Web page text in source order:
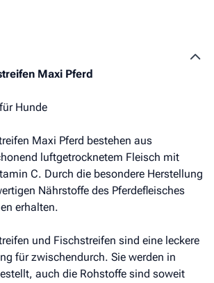
Maxi Pferd
Hunde
Maxi Pferd bestehen aus
luftgetrocknetem Fleisch mit
C. Durch die besondere Herstellung
Nährstoffe des Pferdefleisches
erhalten.
und Fischstreifen sind eine leckere
für zwischendurch. Sie werden in
auch die Rohstoffe sind soweit